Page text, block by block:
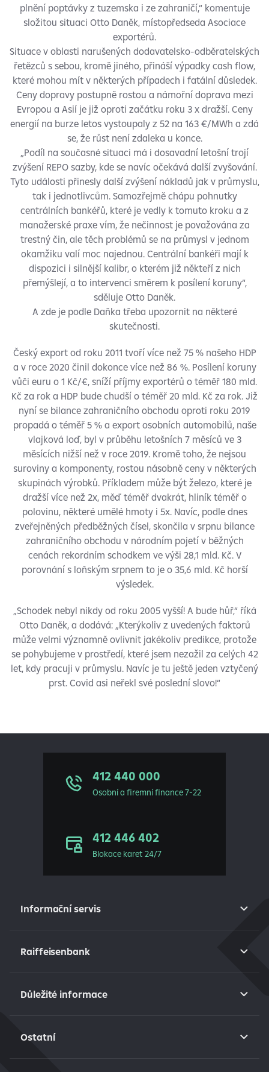
plnění poptávky z tuzemska i ze zahraničí,“ komentuje
složitou situaci Otto Daněk, místopředseda Asociace
exportérů.
Situace v oblasti narušených dodavatelsko-odběratelských
řetězců s sebou, kromě jiného, přináší výpadky cash flow,
které mohou mít v některých případech i fatální důsledek.
Ceny dopravy postupně rostou a námořní doprava mezi
Evropou a Asií je již oproti začátku roku 3 x dražší. Ceny
energií na burze letos vystoupaly z 52 na 163 €/MWh a zdá
se, že růst není zdaleka u konce.
„Podíl na současné situaci má i dosavadní letošní trojí
zvýšení REPO sazby, kde se navíc očekává další zvyšování.
Tyto události přinesly další zvýšení nákladů jak v průmyslu,
tak i jednotlivcům. Samozřejmě chápu pohnutky
centrálních bankéřů, které je vedly k tomuto kroku a z
manažerské praxe vím, že nečinnost je považována za
trestný čin, ale těch problémů se na průmysl v jednom
okamžiku valí moc najednou. Centrální bankéři mají k
dispozici i silnější kalibr, o kterém již někteří z nich
přemýšlejí, a to intervenci směrem k posílení koruny“,
sděluje Otto Daněk.
A zde je podle Daňka třeba upozornit na některé
skutečnosti.
Český export od roku 2011 tvoří více než 75 % našeho HDP
a v roce 2020 činil dokonce více než 86 %. Posílení koruny
vůči euru o 1 Kč/€, sníží příjmy exportérů o téměř 180 mld.
Kč za rok a HDP bude chudší o téměř 20 mld. Kč za rok. Již
nyní se bilance zahraničního obchodu oproti roku 2019
propadá o téměř 5 % a export osobních automobilů, naše
vlajková loď, byl v průběhu letošních 7 měsíců ve 3
měsících nižší než v roce 2019. Kromě toho, že nejsou
suroviny a komponenty, rostou násobně ceny v některých
skupinách výrobků. Příkladem může být železo, které je
dražší více než 2x, měď téměř dvakrát, hliník téměř o
polovinu, některé umělé hmoty i 5x. Navíc, podle dnes
zveřejněných předběžných čísel, skončila v srpnu bilance
zahraničního obchodu v národním pojetí v běžných
cenách rekordním schodkem ve výši 28,1 mld. Kč. V
porovnání s loňským srpnem to je o 35,6 mld. Kč horší
výsledek.
„Schodek nebyl nikdy od roku 2005 vyšší! A bude hůř,“ říká
Otto Daněk, a dodává: „Kterýkoliv z uvedených faktorů
může velmi významně ovlivnit jakékoliv predikce, protože
se pohybujeme v prostředí, které jsem nezažil za celých 42
let, kdy pracuji v průmyslu. Navíc je tu ještě jeden vztyčený
prst. Covid asi neřekl své poslední slovo!“
412 440 000
Osobní a firemní finance 7-22
412 446 402
Blokace karet 24/7
Informační servis
Raiffeisenbank
Důležité informace
Ostatní